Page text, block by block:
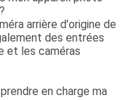
arrière d'origine de
des entrées
et les caméras
en charge ma